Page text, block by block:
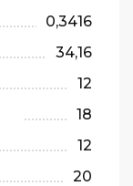
0,3416
34,16
12
18
12
20